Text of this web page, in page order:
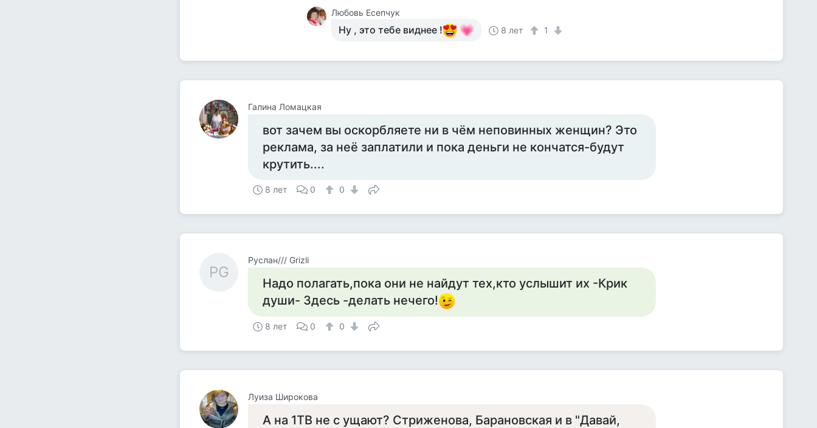
Любовь Есепчук
Ну , это тебе виднее ! 8 лет 1
Галина Ломацкая
вот зачем вы оскорбляете ни в чём неповинных женщин? Это
реклама, за неё заплатили и пока деньги не кончатся-будут
крутить....
8 лет 0 0
РG
Руслан/// Grizli
Надо полагать,пока они не найдут тех,кто услышит их -Крик
души- Здесь -делать нечего!
8 лет 0 0
Луиза Широкова
А на 1ТВ не с ущают? Стриженова, Барановская и в "Давай,